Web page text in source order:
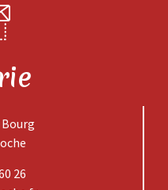
Bourg
26